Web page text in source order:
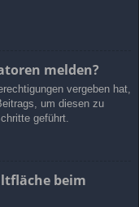
melden?
vergeben hat,
um diesen zu
geführt.
beim